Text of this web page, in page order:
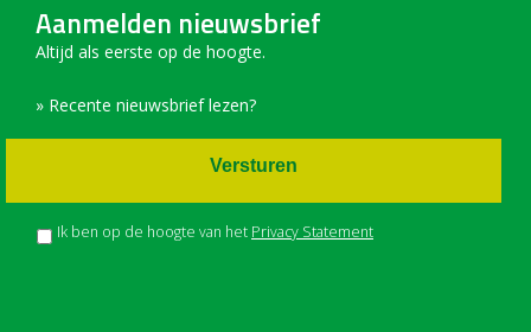
Aanmelden nieuwsbrief
Altijd als eerste op de hoogte.
» Recente nieuwsbrief lezen?
Ik ben op de hoogte van het Privacy Statement
Versturen